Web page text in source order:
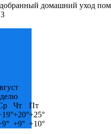
домашний уход
Чт
Пт
19°+20°+25°
9° +9° +10°